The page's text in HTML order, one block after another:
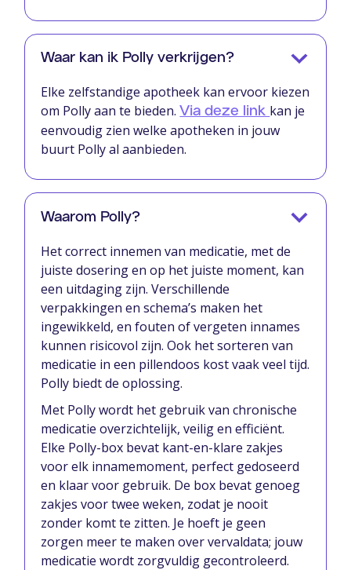
Waar kan ik Polly verkrijgen?
Elke zelfstandige apotheek kan ervoor kiezen
om Polly aan te bieden.Via deze link kan je
eenvoudig zien welke apotheken in jouw
buurt Polly al aanbieden.
Waarom Polly?
Het correct innemen van medicatie, met de
juiste dosering en op het juiste moment, kan
een uitdaging zijn. Verschillende
verpakkingen en schema’s maken het
ingewikkeld, en fouten of vergeten innames
kunnen risicovol zijn. Ook het sorteren van
medicatie in een pillendoos kost vaak veel tijd.
Polly biedt de oplossing.
Met Polly wordt het gebruik van chronische
medicatie overzichtelijk, veilig en efficiënt.
Elke Polly-box bevat kant-en-klare zakjes
voor elk innamemoment, perfect gedoseerd
en klaar voor gebruik. De box bevat genoeg
zakjes voor twee weken, zodat je nooit
zonder komt te zitten. Je hoeft je geen
zorgen meer te maken over vervaldata; jouw
medicatie wordt zorgvuldig gecontroleerd.